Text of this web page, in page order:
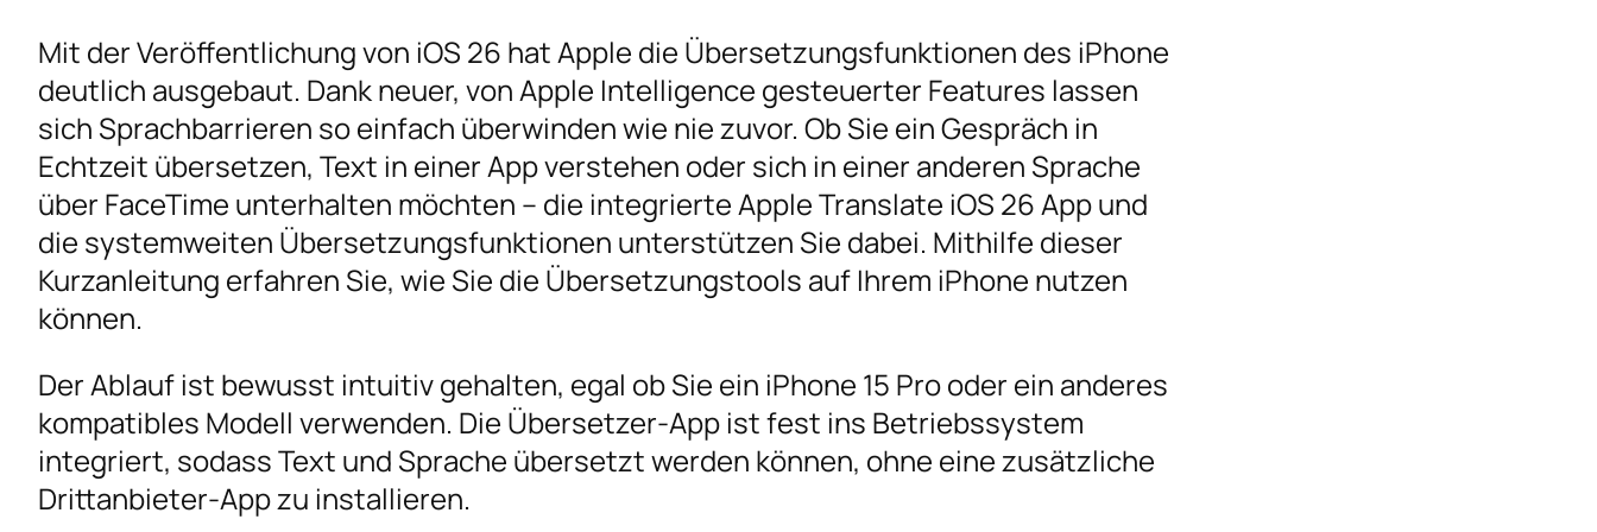
Mit der Veröffentlichung von iOS 26 hat Apple die Übersetzungsfunktionen des iPhone
deutlich ausgebaut. Dank neuer, von Apple Intelligence gesteuerter Features lassen
sich Sprachbarrieren so einfach überwinden wie nie zuvor. Ob Sie ein Gespräch in
Echtzeit übersetzen, Text in einer App verstehen oder sich in einer anderen Sprache
über FaceTime unterhalten möchten – die integrierte Apple Translate iOS 26 App und
die systemweiten Übersetzungsfunktionen unterstützen Sie dabei. Mithilfe dieser
Kurzanleitung erfahren Sie, wie Sie die Übersetzungstools auf Ihrem iPhone nutzen
können.
Der Ablauf ist bewusst intuitiv gehalten, egal ob Sie ein iPhone 15 Pro oder ein anderes
kompatibles Modell verwenden. Die Übersetzer-App ist fest ins Betriebssystem
integriert, sodass Text und Sprache übersetzt werden können, ohne eine zusätzliche
Drittanbieter-App zu installieren.